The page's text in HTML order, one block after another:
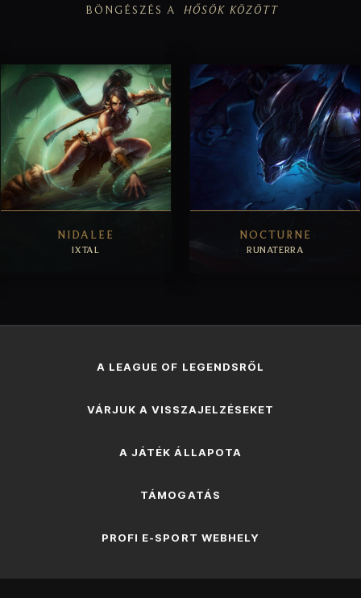
BÖNGÉSZÉS A HŐSÖK KÖZÖTT
NIDALEE
IXTAL
NOCTURNE
RUNATERRA
A LEAGUE OF LEGENDSRŐL
VÁRJUK A VISSZAJELZÉSEKET
A JÁTÉK ÁLLAPOTA
TÁMOGATÁS
PROFI E-SPORT WEBHELY